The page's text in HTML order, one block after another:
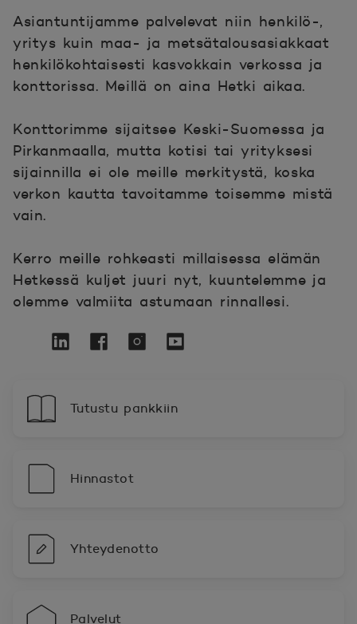
Asiantuntijamme palvelevat niin henkilö-,
yritys kuin maa- ja metsätalousasiakkaat
henkilökohtaisesti kasvokkain verkossa ja
konttorissa. Meillä on aina Hetki aikaa.
Konttorimme sijaitsee Keski-Suomessa ja
Pirkanmaalla, mutta kotisi tai yrityksesi
sijainnilla ei ole meille merkitystä, koska
verkon kautta tavoitamme toisemme mistä
vain.
Kerro meille rohkeasti millaisessa elämän
Hetkessä kuljet juuri nyt, kuuntelemme ja
olemme valmiita astumaan rinnallesi.
Tutustu pankkiin
Hinnastot
Yhteydenotto
Palvelut